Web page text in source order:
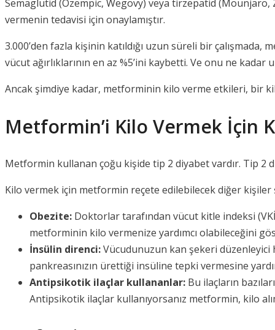
Semaglutid (Ozempic, Wegovy) veya tirzepatid
vermenin tedavisi için onaylamıştır.
3.000’den fazla kişinin katıldığı uzun süreli bir
vücut ağırlıklarının en az %5’ini kaybetti. Ve onu ne
Ancak şimdiye kadar, metforminin kilo verme etkileri, bir
Metformin’i Kilo Vermek İçin
Metformin kullanan çoğu kişide tip 2 diyabet vardır. Tip 2
Kilo vermek için metformin reçete edilebilecek diğer kişiler
Obezite: Doktorlar tarafından vücut kitle indeksi
metforminin kilo vermenize yardımcı olabileceğini
İnsülin direnci:Vücudunuzun kan şekeri
pankreasınızın ürettiği insüline tepki vermesine
Antipsikotik ilaçlar kullananlar: Bu ilaçların
Antipsikotik ilaçlar kullanıyorsanız metformin, kilo